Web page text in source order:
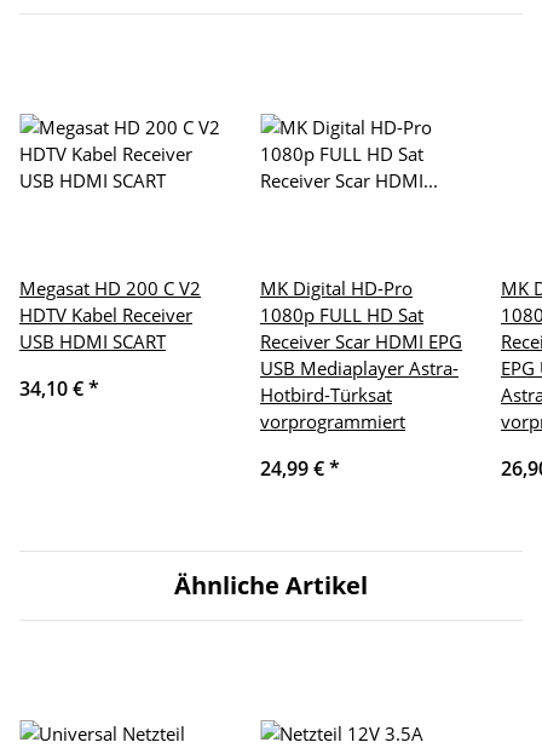
Megasat HD 200 C V2
HDTV Kabel Receiver
USB HDMI SCART
34,10 €*
MK Digital HD-Pro
1080p FULL HD Sat
Receiver Scar HDMI EPG
USB Mediaplayer Astra-
Hotbird-Türksat
vorprogrammiert
24,99 €*
MK
Ähnliche Artikel